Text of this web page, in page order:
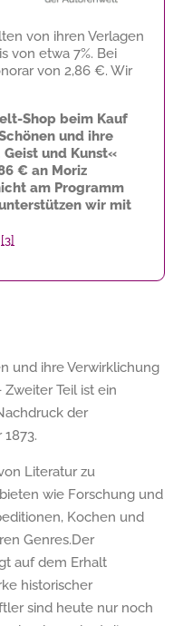
von ihren Verlagen
von etwa 7%. Bei
von 2,86 €. Wir
Shop beim Kauf
und ihre
und Kunst«
€ an Moriz
am Programm
wir mit
[3]
und ihre Verwirklichung
Teil ist ein
der
Literatur zu
wie Forschung und
Kochen und
Genres.Der
auf dem Erhalt
historischer
sind heute nur noch